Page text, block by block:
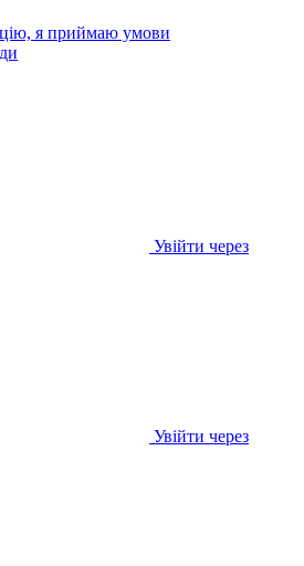
я приймаю умови
Увійти через
Увійти через